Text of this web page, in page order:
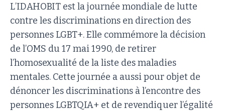
L’IDAHOBIT est la journée mondiale de lutte
contre les discriminations en direction des
personnes LGBT+. Elle commémore la décision
de l’OMS du 17 mai 1990, de retirer
l’homosexualité de la liste des maladies
mentales. Cette journée a aussi pour objet de
dénoncer les discriminations à l’encontre des
personnes LGBTQIA+ et de revendiquer l’égalité